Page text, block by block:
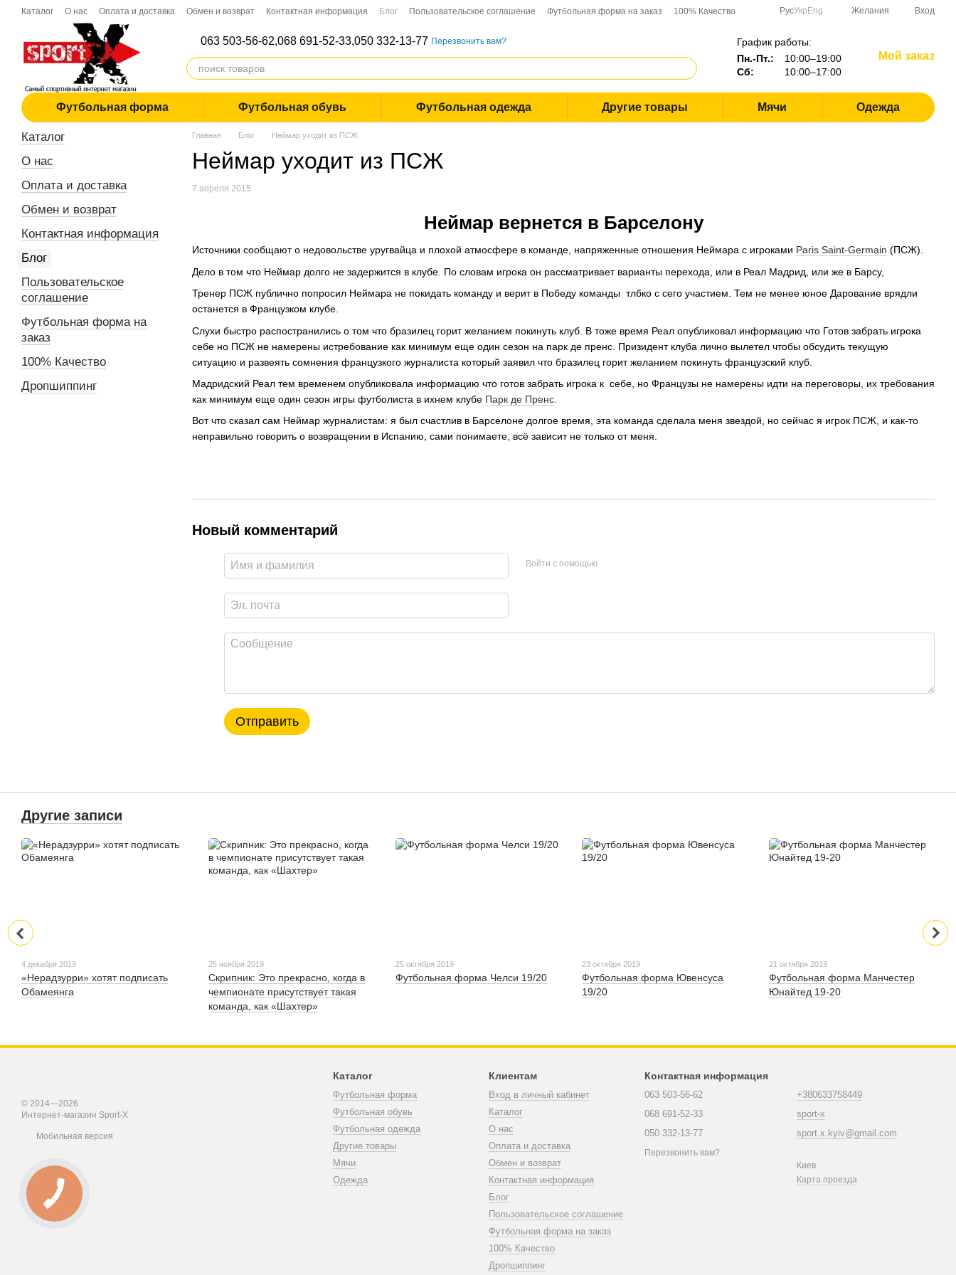
Перейти к основному контенту
Каталог О нас Оплата и доставка Обмен и возврат Контактная информация Блог Пользовательское соглашение Футбольная форма на заказ
100% Качество
Дропшиппинг
РусУкр Eng Желания Вход
063 503-56-62,068 691-52-33,050 332-13-77 Перезвонить вам?
График работы:
Пн.-Пт.:
10:00–19:00
Сб:
10:00–17:00
Мой заказ
Футбольная форма Футбольная обувь Футбольная одежда Другие товары Мячи Одежда
Главная Блог Неймар уходит из ПСЖ
Неймар уходит из ПСЖ
7 апреля 2015
Неймар вернется в Барселону
Источники сообщают о недовольстве уругвайца и плохой атмосфере в команде, напряженные отношения Неймара с игроками Paris Saint-Germain (ПСЖ).
Дело в том что Неймар долго не задержится в клубе. По словам игрока он рассматривает варианты перехода, или в Реал Мадрид, или же в Барсу,
Тренер ПСЖ публично попросил Неймара не покидать команду и верит в Победу команды тлбко с сего участием. Тем не менее юное Дарование врядли
останется в Французком клубе.
Слухи быстро распостранились о том что бразилец горит желанием покинуть клуб. В тоже время Реал опубликовал информацию что Готов забрать игрока
себе но ПСЖ не намерены истребование как минимум еще один сезон на парк де пренс. Призидент клуба лично вылетел чтобы обсудить текущую
ситуацию и развеять сомнения французкого журналиста который заявил что бразилец горит желанием покинуть французский клуб.
Мадридский Реал тем временем опубликовала информацию что готов забрать игрока к себе, но Французы не намерены идти на переговоры, их требования
как минимум еще один сезон игры футболиста в ихнем клубе Парк де Пренс
Вот что сказал сам Неймар журналистам: я был счастлив в Барселоне долгое время, эта команда сделала меня звездой, но сейчас я игрок ПСЖ, и как-то
неправильно говорить о возвращении в Испанию, сами понимаете, всё зависит не только от меня.
Новый комментарий
Войти с помощью
Отправить
Каталог
О нас
Оплата и доставка
Обмен и возврат
Контактная информация
Блог
Пользовательское
соглашение
Футбольная форма на
заказ
100% Качество
Дропшиппинг
Другие записи
4 декабря 2019
«Нерадзурри» хотят подписать
Обамеянга
25 ноября 2019
Скрипник: Это прекрасно, когда в
чемпионате присутствует такая
команда, как «Шахтер»
25 октября 2019
Футбольная форма Челси 19/20
23 октября 2019
Футбольная форма Ювенсуса
19/20
21 октября 2019
Футбольная форма Манчестер
Юнайтед 19-20
© 2014—2026
Интернет-магазин Sport-X
Мобильная версия
Каталог
Футбольная форма
Футбольная обувь
Футбольная одежда
Другие товары
Мячи
Одежда
Клиентам
Вход в личный кабинет
Каталог
О нас
Оплата и доставка
Обмен и возврат
Контактная информация
Блог
Пользовательское соглашение
Футбольная форма на заказ
100% Качество
Дропшиппинг
Контактная информация
063 503-56-62
068 691-52-33
050 332-13-77
Перезвонить вам?
+380633758449
sport-x
sport.x.kyiv@gmail.com
Киев
Карта проезда